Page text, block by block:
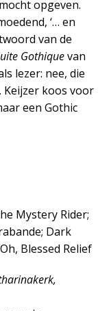
opgeven.
‘… en
van de
Gothiquevan
lezer: nee, die
Keijzer koos voor
een Gothic
Mystery Rider;
Dark
Blessed Relief